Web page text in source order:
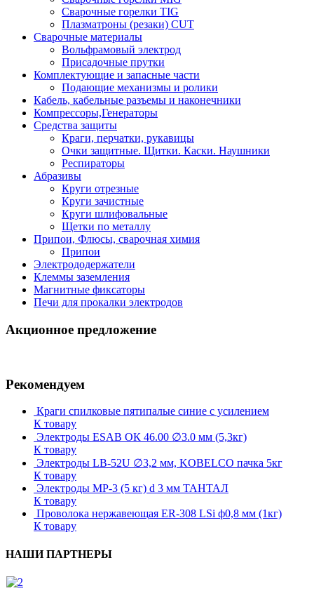
Сварочные горелки TIG
Плазматроны (резаки) CUT
Сварочные материалы
Вольфрамовый электрод
Присадочные прутки
Комплектующие и запасные части
Подающие механизмы и ролики
Кабель, кабельные разъемы и наконечники
Компрессоры,Генераторы
Средства защиты
Краги, перчатки, рукавицы
Очки защитные. Щитки. Каски. Наушники
Респираторы
Абразивы
Круги отрезные
Круги зачистные
Круги шлифовальные
Щетки по металлу
Припои, Флюсы, сварочная химия
Припои
Электрододержатели
Клеммы заземления
Магнитные фиксаторы
Печи для прокалки электродов
Акционное предложение
Рекомендуем
Краги спилковые пятипалые синие с усилением
К товару
Электроды ESAB ОК 46.00 ∅3.0 мм (5,3кг)
К товару
Электроды LB-52U ∅3,2 мм, KOBELCO пачка 5кг
К товару
Электроды МР-3 (5 кг) d 3 мм ТАНТАЛ
К товару
Проволока нержавеющая ER-308 LSi ф0,8 мм (1кг)
К товару
НАШИ ПАРТНЕРЫ